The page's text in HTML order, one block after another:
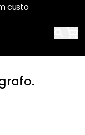
custo